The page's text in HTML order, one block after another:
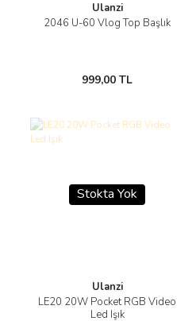
Ulanzi
2046 U-60 Vlog Top Başlık
999,00 TL
Stokta Yok
Ulanzi
LE20 20W Pocket RGB Video
Led Işık